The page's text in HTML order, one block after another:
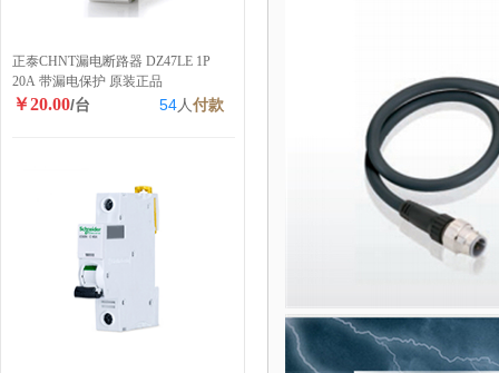
正泰CHNT漏电断路器 DZ47LE 1P
20A 带漏电保护 原装正品
￥20.00/台 54人付款